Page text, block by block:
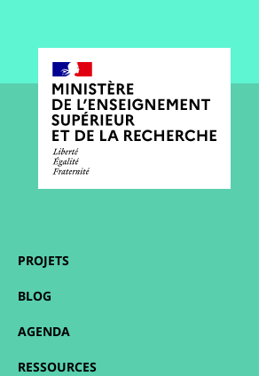
PROJETS
BLOG
AGENDA
RESSOURCES